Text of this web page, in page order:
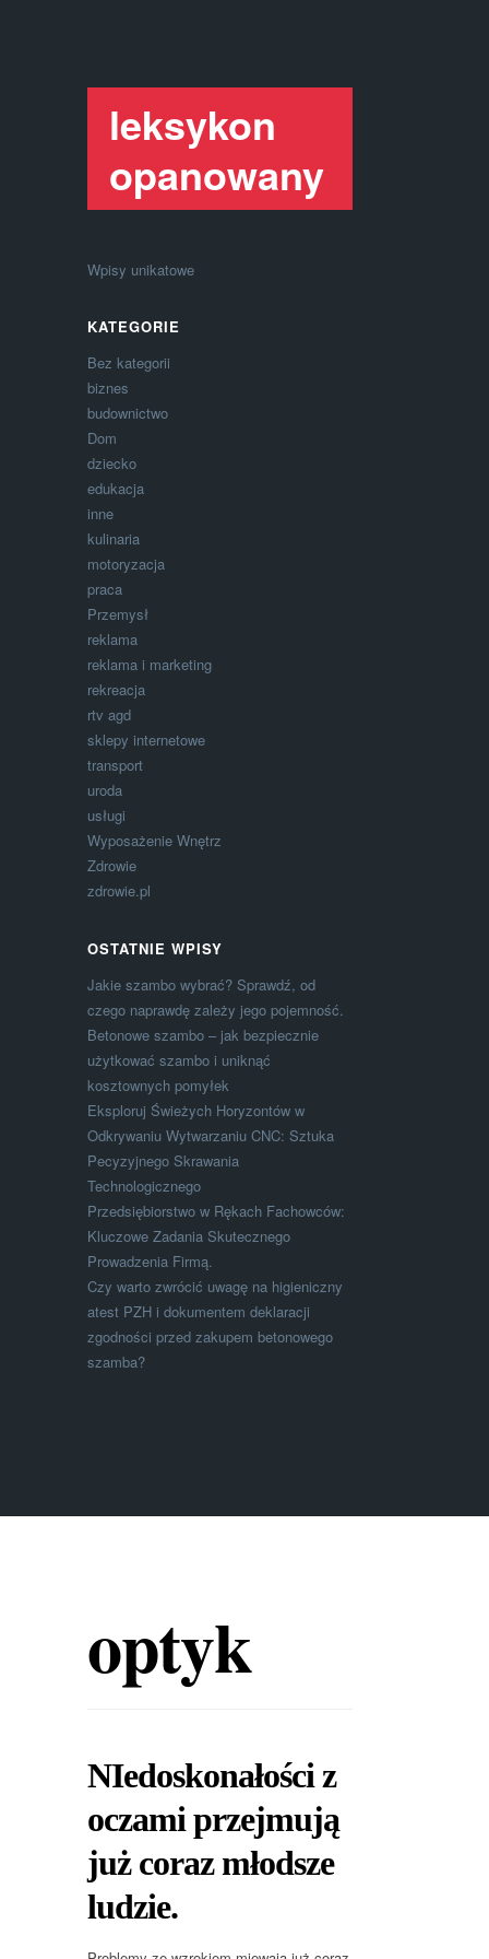
leksykon
opanowany
Wpisy unikatowe
KATEGORIE
Bez kategorii
biznes
budownictwo
Dom
dziecko
edukacja
inne
kulinaria
motoryzacja
praca
Przemysł
reklama
reklama i marketing
rekreacja
rtv agd
sklepy internetowe
transport
uroda
usługi
Wyposażenie Wnętrz
Zdrowie
zdrowie.pl
OSTATNIE WPISY
Jakie szambo wybrać? Sprawdź, od
czego naprawdę zależy jego pojemność.
Betonowe szambo – jak bezpiecznie
użytkować szambo i uniknąć
kosztownych pomyłek
Eksploruj Świeżych Horyzontów w
Odkrywaniu Wytwarzaniu CNC: Sztuka
Pecyzyjnego Skrawania
Technologicznego
Przedsiębiorstwo w Rękach Fachowców:
Kluczowe Zadania Skutecznego
Prowadzenia Firmą.
Czy warto zwrócić uwagę na higieniczny
atest PZH i dokumentem deklaracji
zgodności przed zakupem betonowego
szamba?
optyk
NIedoskonałości z
oczami przejmują
już coraz młodsze
ludzie.